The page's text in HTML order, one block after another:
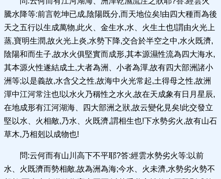
騰水降等:前言乾坤已成,陰陽既分,而天地位矣!由四大種而為後
天之五行以生成萬物,此火、金生水,水、火生土也!謂由火光上
蒸,寶明生潤,故火光上炎,水勢下降,交合於半空之中,水火既濟,
陰陽和而生子,故水火俱堅實而成形,其本源濕性流為四大海水,
其本源火性遂結成土,大者為洲、小者為潬,故有四大部洲諸小
洲等;以是義故,水含父之性,故海中火光常起,土得母之性,故洲
潬中江河常注也!以水火乃稱性之水火,故在天成象有日月星辰,
在地成形有江河湖海、四大部洲之狀,故云變化見矣!此交發立
堅以水、火相敵,乃水、火既濟,謂相生也!下水勢劣火,故有山石
草木,乃相剋以成物也!
問:云何而有山川高下不平耶?答:經雲水勢劣火等:以前
水、火既濟而勢相敵,故為洲為海;今水、火未濟,水勢劣火勢不